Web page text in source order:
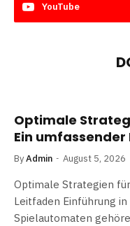
YouTube
Optimale
Ein
ByAdmin August 5, 2026
Optimale Strategien
Leitfaden Einführung
Spielautomaten